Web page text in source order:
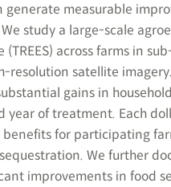
measurable
study a large-scale
across farms in
resolution satellite
gains in
year of treatment. Each
for participating
We further
improvements in food